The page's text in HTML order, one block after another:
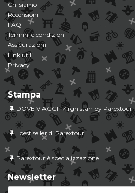
Chi siamo
Recensioni
FAQ
Termini e condizioni
Assicurazioni
Link utili
Privacy
Stampa
DOVE VIAGGI -Kirghistan by Parextour-
I best seller di Parextour
Parextour è specializzazione
Newsletter